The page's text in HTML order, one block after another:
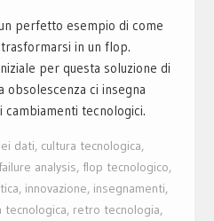
perfetto esempio di come
in un flop.
per questa soluzione di
obsolescenza ci insegna
cambiamenti tecnologici.
dati, cultura tecnologica,
failure analysis, flop tecnologico,
, innovazione, insegnamenti,
tecnologica, retro tecnologia,